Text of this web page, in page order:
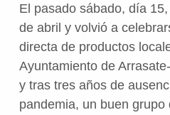
El pasado sábado, día
de abril y volvió a
directa de productos
Ayuntamiento de
y tras tres años de
pandemia, un buen grupo